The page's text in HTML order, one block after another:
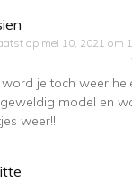
op mei 10, 2021 om
word je toch weer
geweldig model en
weer!!!